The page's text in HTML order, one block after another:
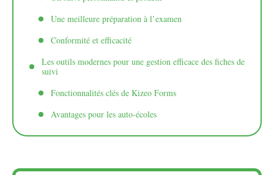
Une meilleure préparation à l’examen
Conformité et efficacité
Les outils modernes pour une gestion efficace des fiches de
suivi
Fonctionnalités clés de Kizeo Forms
Avantages pour les auto-écoles